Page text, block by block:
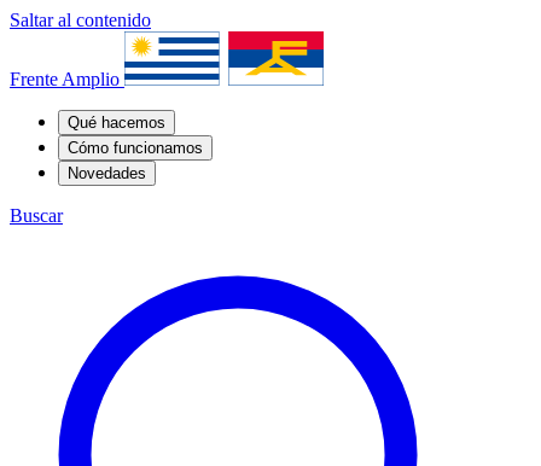
Saltar al contenido
Frente Amplio
Qué hacemos
Cómo funcionamos
Novedades
Buscar